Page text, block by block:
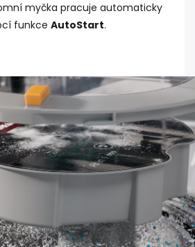
myčka pracuje automaticky
funkce AutoStart.